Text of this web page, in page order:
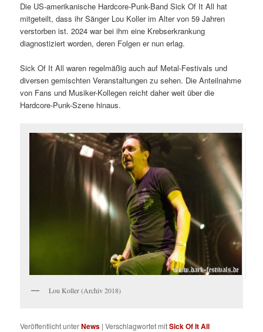
Die US-amerikanische Hardcore-Punk-Band Sick Of It All hat
mitgeteilt, dass ihr Sänger Lou Koller im Alter von 59 Jahren
verstorben ist. 2024 war bei ihm eine Krebserkrankung
diagnostiziert worden, deren Folgen er nun erlag.
Sick Of It All waren regelmäßig auch auf Metal-Festivals und
diversen gemischten Veranstaltungen zu sehen. Die Anteilnahme
von Fans und Musiker-Kollegen reicht daher weit über die
Hardcore-Punk-Szene hinaus.
Lou Koller (Archiv 2018)
Veröffentlicht unterNews |Verschlagwortet mitSick Of It All